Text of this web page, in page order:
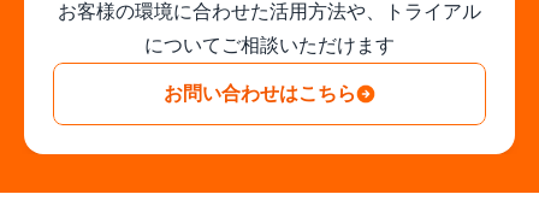
お客様の環境に合わせた活用方法や、トライアル
についてご相談いただけます
お問い合わせはこちら